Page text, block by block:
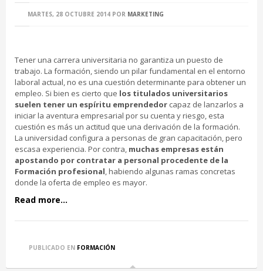
MARTES, 28 OCTUBRE 2014 POR MARKETING
Tener una carrera universitaria no garantiza un puesto de
trabajo. La formación, siendo un pilar fundamental en el entorno
laboral actual, no es una cuestión determinante para obtener un
empleo. Si bien es cierto que los titulados universitarios
suelen tener un espíritu emprendedor capaz de lanzarlos a
iniciar la aventura empresarial por su cuenta y riesgo, esta
cuestión es más un actitud que una derivación de la formación.
La universidad configura a personas de gran capacitación, pero
escasa experiencia. Por contra, muchas empresas están
apostando por contratar a personal procedente de la
Formación profesional , habiendo algunas ramas concretas
donde la oferta de empleo es mayor.
Read more...
PUBLICADO EN FORMACIÓN